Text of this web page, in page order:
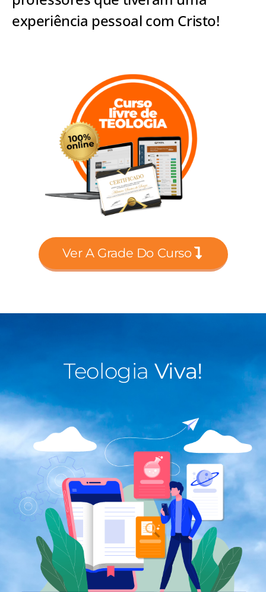
experiência pessoal com Cristo!
Ver A Grade Do Curso
Teologia Viva!